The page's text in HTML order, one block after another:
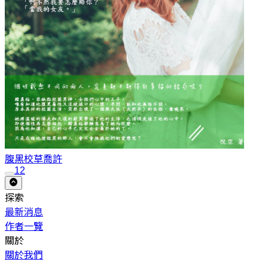
腹黑校草喬許
12
探索
最新消息
作者一覽
關於
關於我們